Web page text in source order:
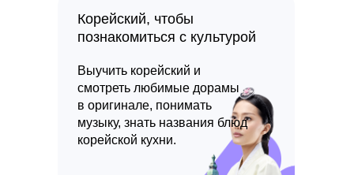
Корейский, чтобы
познакомиться с культурой
Выучить корейский и
смотреть любимые дорамы
в оригинале, понимать
музыку, знать названия блюд
корейской кухни.